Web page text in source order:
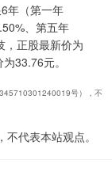
年（第一年
、第五年
，正股最新价为
33.76元。
号），不
代表本站观点。